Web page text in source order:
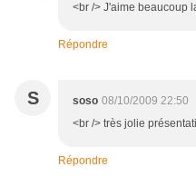
<br /> J'aime beaucoup
Répondre
S soso 08/10/2009 22:50
<br /> très jolie
Répondre